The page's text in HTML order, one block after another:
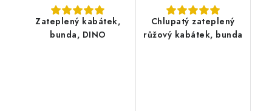
Zateplený kabátek,
bunda, DINO
Chlupatý zateplený
růžový kabátek, bunda